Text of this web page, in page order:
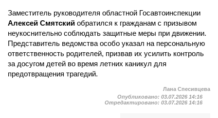
Заместитель руководителя областной Госавтоинспекции
Алексей Смятский обратился к гражданам с призывом
неукоснительно соблюдать защитные меры при движении.
Представитель ведомства особо указал на персональную
ответственность родителей, призвав их усилить контроль
за досугом детей во время летних каникул для
предотвращения трагедий.
Лана Спесивцева
Опубликовано: 03.07.2026 14:16
Отредактировано: 03.07.2026 14:16